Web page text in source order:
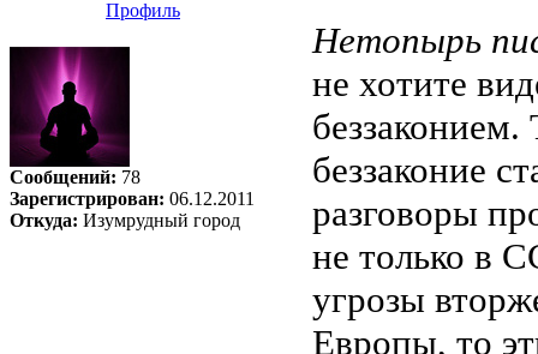
Профиль
Сообщений: 78
Зарегистрирован: 06.12.2011
Откуда: Изумрудный город
Нетопырь
не хотите
беззаконие
разговоры
не только в
угрозы
Европы, то